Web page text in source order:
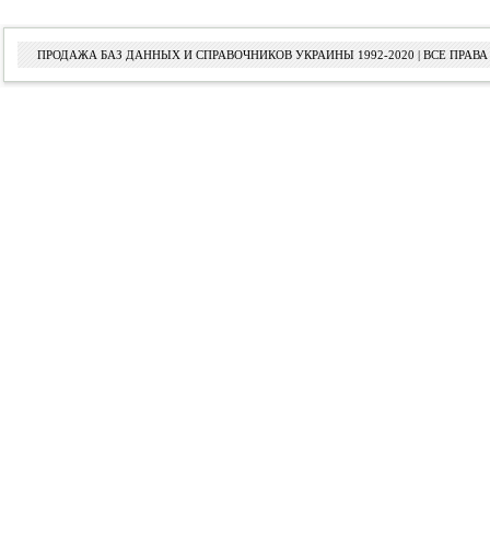
ПРОДАЖА БАЗ ДАННЫХ И СПРАВОЧНИКОВ УКРАИНЫ 1992-2020 | ВСЕ